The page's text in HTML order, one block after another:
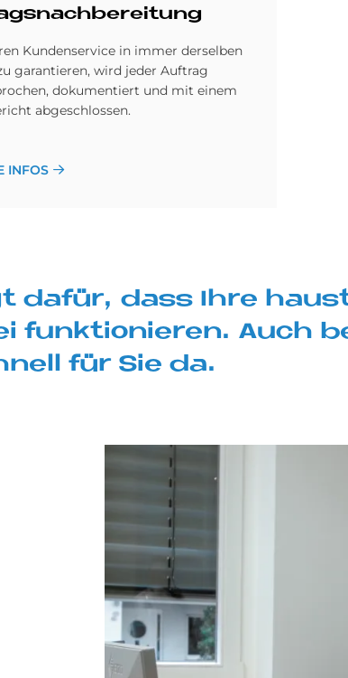
Kundenservice in immer derselben
garantieren, wird jeder Auftrag
dokumentiert und mit einem
abgeschlossen.
INFOS
da­für, dass Ihre
funk­tio­nie­ren. Auch
für Sie da.